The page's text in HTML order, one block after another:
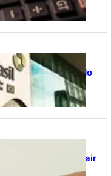
e
sobre futuro do
259 municípios
no 1º turno e em Jair